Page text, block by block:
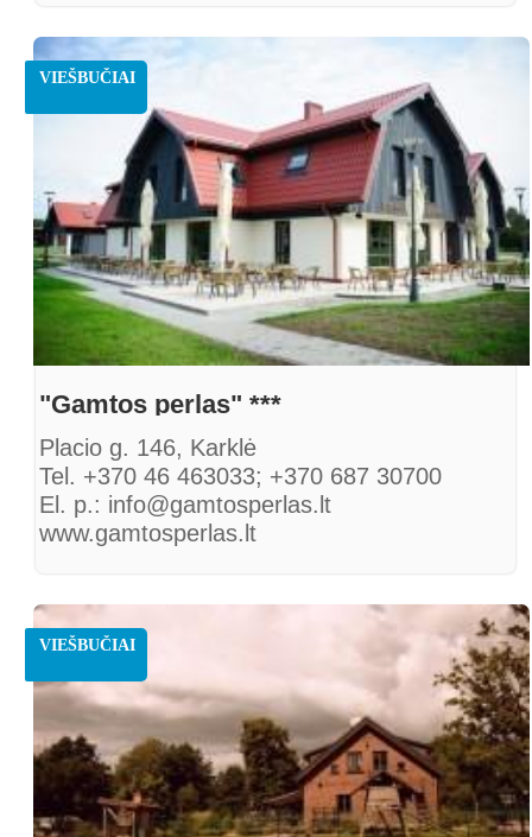
VIEŠBUČIAI
"Gamtos perlas" ***
Placio g. 146, Karklė
Tel. +370 46 463033; +370 687 30700
El. p.: info@gamtosperlas.lt
www.gamtosperlas.lt
VIEŠBUČIAI